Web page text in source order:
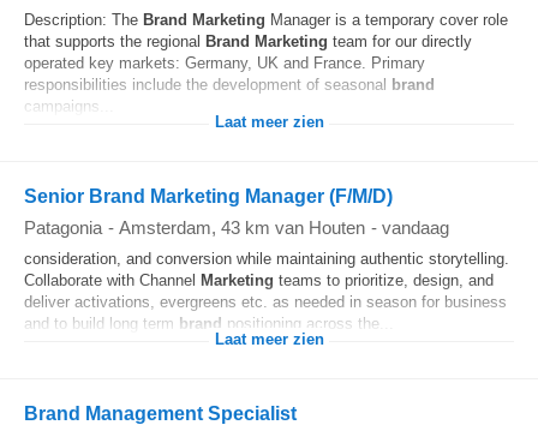
Description: The Brand Marketing Manager is a temporary cover role
that supports the regional Brand Marketing team for our directly
operated key markets: Germany, UK and France. Primary
responsibilities include the development of seasonal brand
campaigns...
Laat meer zien
Senior Brand Marketing Manager (F/M/D)
Patagonia - Amsterdam, 43 km van Houten - vandaag
consideration, and conversion while maintaining authentic storytelling.
Collaborate with Channel Marketing teams to prioritize, design, and
deliver activations, evergreens etc. as needed in season for business
and to build long term brand positioning across the...
Laat meer zien
Brand Management Specialist